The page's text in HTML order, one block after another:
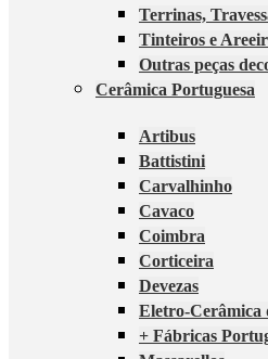
Terrinas,
Tinteiros e
Outras peças
Cerâmica Portuguesa
Artibus
Battistini
Carvalhinho
Cavaco
Coimbra
Corticeira
Devezas
Eletro-Cerâmica
+ Fábricas